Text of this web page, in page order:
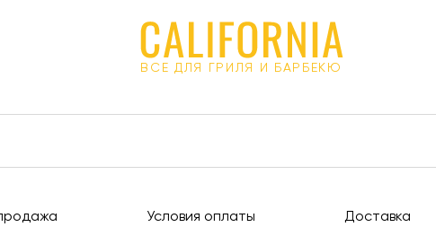
ВСЕ ДЛЯ ГРИЛЯ И БАРБЕКЮ
Условия оплаты Доставка